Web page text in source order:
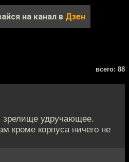
на канал в Дзен
всего: 88
удручающее.
кроме корпуса ничего не